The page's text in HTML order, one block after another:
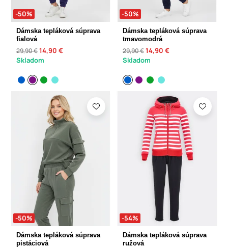
-50%
Dámska tepláková súprava
fialová
29,90 €14,90 €
Skladom
-50%
Dámska tepláková súprava
tmavomodrá
29,90 €14,90 €
Skladom
-50%
Dámska tepláková súprava
pistáciová
-54%
Dámska tepláková súprava
ružová